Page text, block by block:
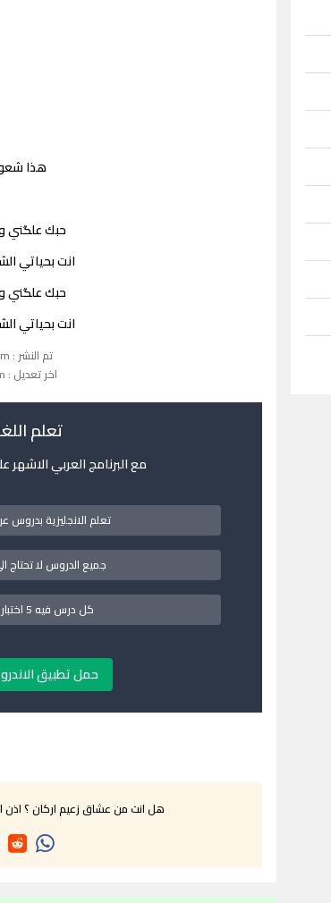
هذا
حبك علگني
انت بحياتي
حبك علگني
انت بحياتي
تم النشر : June 2, 2026 11:47 pm
اخر تعديل : June 2, 2026 11:48 pm
تعلم
مع البرنامج العربي الاشهر على
تعلم الانجليزية بدروس
جميع الدروس لا تحتاج
كل درس فيه 5 اختبارات تفاعلية لتحسين اللفظ والنطق
حمل تطبيق
هل انت من عشاق زعيم اركان ؟